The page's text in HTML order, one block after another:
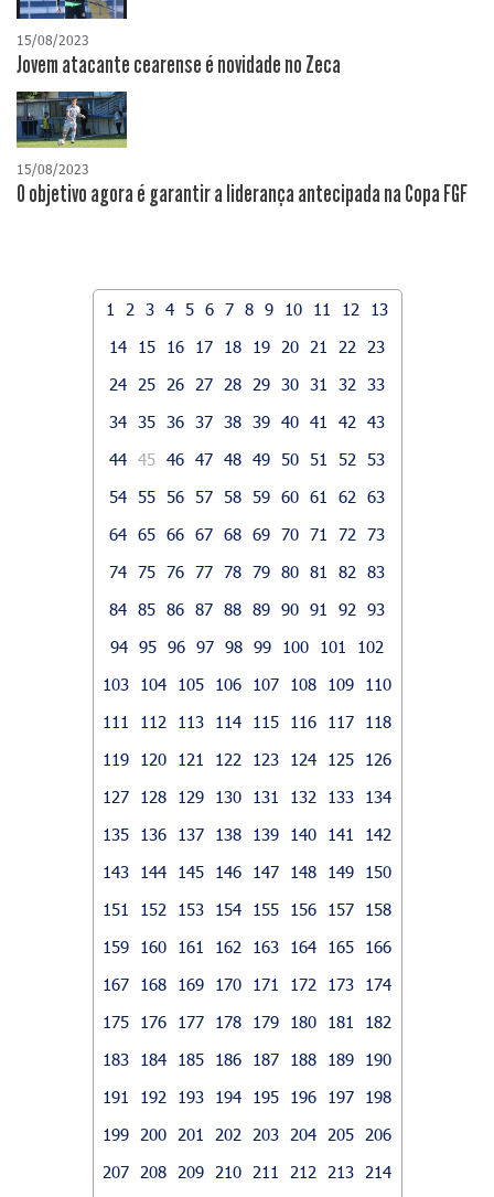
15/08/2023
Jovem atacante cearense é novidade no Zeca
15/08/2023
O objetivo agora é garantir a liderança antecipada na Copa FGF
1 2 3 4 5 6 7 8 9 10 11 12
13
14
15 16 17 18 19 20 21 22
23
24
25 26 27 28 29 30 31 32
33
34 35 36 37 38 39 40 41 42
43
44 45 46 47 48 49 50 51 52
53
54 55 56 57 58 59 60 61 62
63
64 65 66 67 68 69 70 71 72
73
74 75 76 77 78 79 80 81 82
83
84 85 86 87 88 89 90 91 92
93
94 95 96 97 98 99 100 101
102
103
104 105 106 107 108 109
110
111
112 113 114 115 116 117
118
119
120 121 122 123 124 125
126
127
128 129 130 131 132 133
134
135
136 137 138 139 140 141
142
143
144 145 146 147 148 149
150
151
152 153 154 155 156 157
158
159
160 161 162 163 164 165
166
167
168 169 170 171 172 173
174
175
176 177 178 179 180 181
182
183
184 185 186 187 188 189
190
191
192 193 194 195 196 197
198
199
200 201 202 203 204 205
206
207
208 209 210 211 212 213
214